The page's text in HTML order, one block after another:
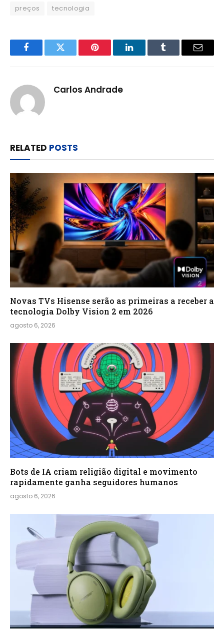
preços
tecnologia
FacebookTwitter Pinterest LinkedInTumblr Email
Carlos Andrade
RELATED POSTS
Novas TVs Hisense serão as primeiras a receber a
tecnologia Dolby Vision 2 em 2026
agosto 6, 2026
Bots de IA criam religião digital e movimento
rapidamente ganha seguidores humanos
agosto 6, 2026